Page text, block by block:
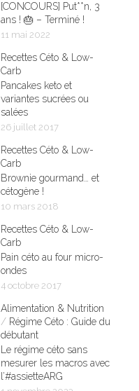
[CONCOURS] Put**n, 3
ans ! 🎂 – Terminé !
11 mai 2022
Recettes Céto & Low-
Carb
Pancakes keto et
variantes sucrées ou
salées
26 juillet 2017
Recettes Céto & Low-
Carb
Brownie gourmand… et
cétogène !
10 mars 2018
Recettes Céto & Low-
Carb
Pain céto au four micro-
ondes
4 octobre 2017
Alimentation & Nutrition
/ Régime Céto : Guide du
débutant
Le régime céto sans
mesurer les macros avec
l’#assietteARG